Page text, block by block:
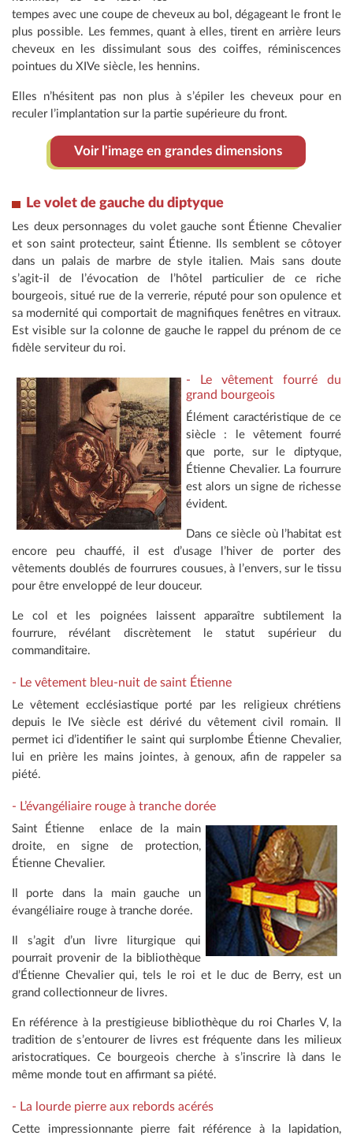
tempes avec une coupe de cheveux au bol, dégageant le front le
plus possible. Les femmes, quant à elles, tirent en arrière leurs
cheveux en les dissimulant sous des coiffes, réminiscences
pointues du XIVe siècle, les hennins.
Elles n’hésitent pas non plus à s’épiler les cheveux pour en
reculer l’implantation sur la partie supérieure du front.
Voir l'image en grandes dimensions
Le volet de gauche du diptyque
Les deux personnages du volet gauche sont Étienne Chevalier
et son saint protecteur, saint Étienne. Ils semblent se côtoyer
dans un palais de marbre de style italien. Mais sans doute
s’agit-il de l’évocation de l’hôtel particulier de ce riche
bourgeois, situé rue de la verrerie, réputé pour son opulence et
sa modernité qui comportait de magnifiques fenêtres en vitraux.
Est visible sur la colonne de gauche le rappel du prénom de ce
fidèle serviteur du roi.
- Le vêtement fourré du
grand bourgeois
Élément caractéristique de ce
siècle : le vêtement fourré
que porte, sur le diptyque,
Étienne Chevalier. La fourrure
est alors un signe de richesse
évident.
Dans ce siècle où l’habitat est
encore peu chauffé, il est d’usage l’hiver de porter des
vêtements doublés de fourrures cousues, à l’envers, sur le tissu
pour être enveloppé de leur douceur.
Le col et les poignées laissent apparaître subtilement la
fourrure, révélant discrètement le statut supérieur du
commanditaire.
- Le vêtement bleu-nuit de saint Étienne
Le vêtement ecclésiastique porté par les religieux chrétiens
depuis le IVe siècle est dérivé du vêtement civil romain. Il
permet ici d’identifier le saint qui surplombe Étienne Chevalier,
lui en prière les mains jointes, à genoux, afin de rappeler sa
piété.
- L’évangéliaire rouge à tranche dorée
Saint Étienne enlace de la main
droite, en signe de protection,
Étienne Chevalier.
Il porte dans la main gauche un
évangéliaire rouge à tranche dorée.
Il s’agit d’un livre liturgique qui
pourrait provenir de la bibliothèque
d’Étienne Chevalier qui, tels le roi et le duc de Berry, est un
grand collectionneur de livres.
En référence à la prestigieuse bibliothèque du roi Charles V, la
tradition de s’entourer de livres est fréquente dans les milieux
aristocratiques. Ce bourgeois cherche à s’inscrire là dans le
même monde tout en affirmant sa piété.
- La lourde pierre aux rebords acérés
Cette impressionnante pierre fait référence à la lapidation,